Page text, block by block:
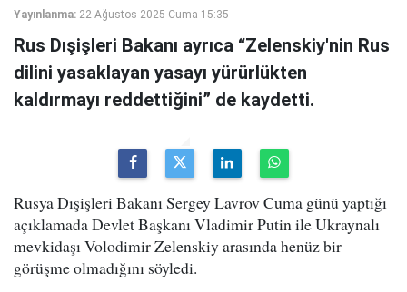
Yayınlanma: 22 Ağustos 2025 Cuma 15:35
Rus Dışişleri Bakanı ayrıca “Zelenskiy'nin Rus
dilini yasaklayan yasayı yürürlükten
kaldırmayı reddettiğini” de kaydetti.
Rusya Dışişleri Bakanı Sergey Lavrov Cuma günü yaptığı
açıklamada Devlet Başkanı Vladimir Putin ile Ukraynalı
mevkidaşı Volodimir Zelenskiy arasında henüz bir
görüşme olmadığını söyledi.